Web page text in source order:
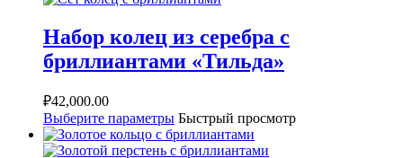
Набор колец из серебра с
бриллиантами «Тильда»
₽42,000.00
Выберите параметры Быстрый просмотр